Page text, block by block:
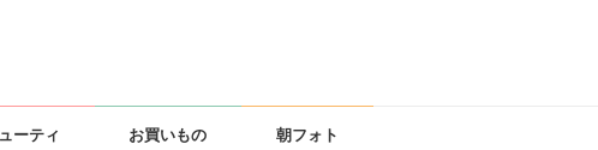
ーティ お買いもの 朝フォト